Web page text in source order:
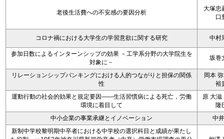
老後生活費への不安感の要因分析
大塚忠
口
コロナ禍における大学生の学習意欲に関する研究 中村
参加日数によるインターンシップの効果 －工学系分野の大学院生を
対象に－
坂巻
リレーションシップバンキングにおける人的つながりと担保の関係
性
岡本
裕
運動行動の社会的効果と規定要因――生活習慣病による死亡，労働
環境に着目して
原 大滋
隆
中小企業の事業承継とイノベーション
中
新制中学校黎明期中卒者における中学校の選択科目と成績が果たし